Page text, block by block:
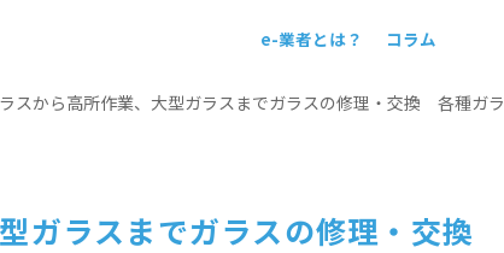
e-業者とは？ コラム
スから高所作業、大型ガラスまでガラスの修理・交換 各種ガラ
ガラスまでガラスの修理・交換